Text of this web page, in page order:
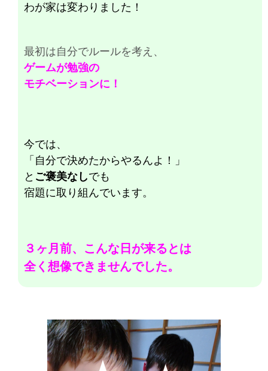
わが家は変わりました！
最初は自分でルールを考え、
ゲームが勉強の
モチベーションに！
今では、
「自分で決めたからやるんよ！」
と ご褒美なしでも
宿題に取り組んでいます。
３ヶ月前、こんな日が来るとは
全く想像できませんでした。